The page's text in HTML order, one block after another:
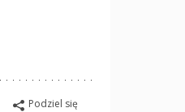
Podziel się